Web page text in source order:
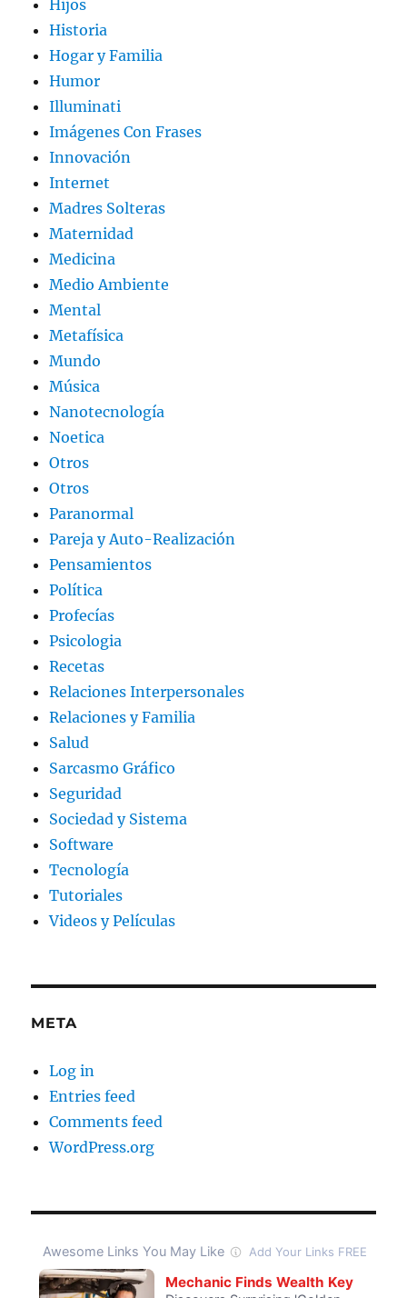
Hijos
Historia
Hogar y Familia
Humor
Illuminati
Imágenes Con Frases
Innovación
Internet
Madres Solteras
Maternidad
Medicina
Medio Ambiente
Mental
Metafísica
Mundo
Música
Nanotecnología
Noetica
Otros
Otros
Paranormal
Pareja y Auto-Realización
Pensamientos
Política
Profecías
Psicologia
Recetas
Relaciones Interpersonales
Relaciones y Familia
Salud
Sarcasmo Gráfico
Seguridad
Sociedad y Sistema
Software
Tecnología
Tutoriales
Videos y Películas
META
Log in
Entries feed
Comments feed
WordPress.org